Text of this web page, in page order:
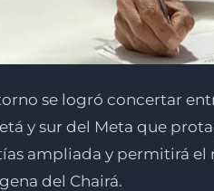
se logró concertar
y sur del Meta que
ampliada y permitirá el
del Chairá.